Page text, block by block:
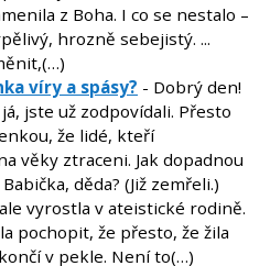
z Boha. I co se nestalo –
hrozně sebejistý. ...
víry a spásy? - Dobrý den!
jste už zodpovídali. Přesto
že lidé, kteří
věky ztraceni. Jak dopadnou
děda? (Již zemřeli.)
vyrostla v ateistické rodině.
pochopit, že přesto, že žila
v pekle. Není to(…)